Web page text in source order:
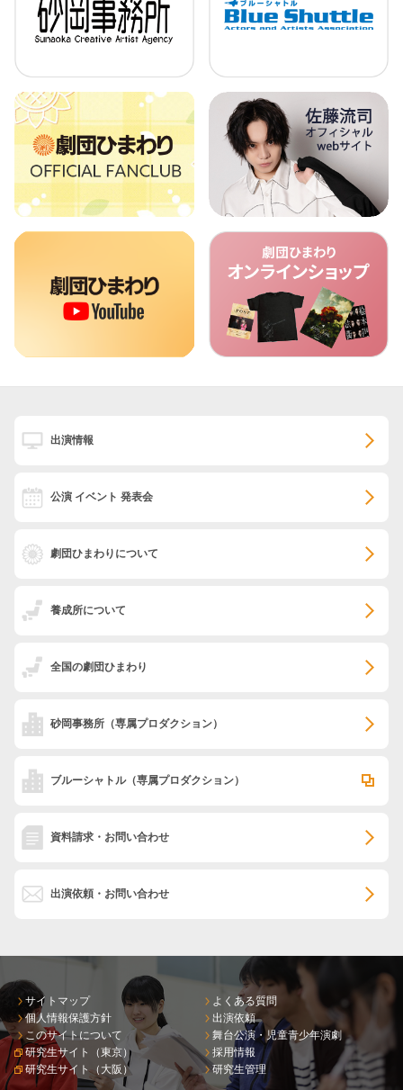
出演情報
公演 イベント 発表会
劇団ひまわりについて
養成所について
全国の劇団ひまわり
砂岡事務所 （専属プロダクション）
ブルーシャトル（専属プロダクション）
資料請求・お問い合わせ
出演依頼・お問い合わせ
サイトマップ
個人情報保護方針
このサイトについて
研究生サイト（東京）
研究生サイト（大阪）
よくある質問
出演依頼
舞台公演・児童青少年演劇
採用情報
研究生管理